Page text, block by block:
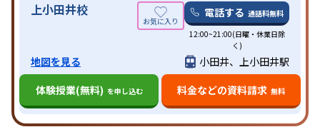
上小田井校 電話する 通話料無料
12:00~21:00(日曜・休業日除
く)
地図を見る
小田井、上小田井駅
体験授業(無料) を申し込む 料金などの資料請求 無料